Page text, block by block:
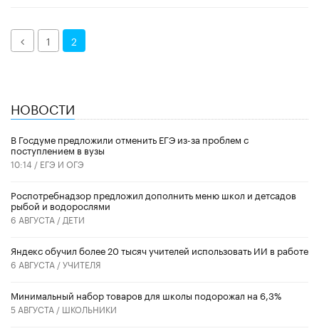
Назад1 2
НОВОСТИ
В Госдуме предложили отменить ЕГЭ из-за проблем с
поступлением в вузы
10:14 / ЕГЭ И ОГЭ
Роспотребнадзор предложил дополнить меню школ и детсадов
рыбой и водорослями
6 АВГУСТА / ДЕТИ
​Яндекс обучил более 20 тысяч учителей использовать ИИ в работе
6 АВГУСТА /УЧИТЕЛЯ
Минимальный набор товаров для школы подорожал на 6,3%
5 АВГУСТА / ШКОЛЬНИКИ